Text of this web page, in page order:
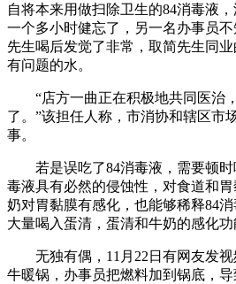
自将本来用做扫除卫生的84消毒液
一个多小时健忘了，另一名办事员
先生喝后发觉了非常，取简先生同
有问题的水。
“店方一曲正在积极地共同医治
了。”该担任人称，市消协和辖区市
事。
若是误吃了84消毒液，需要顿时
毒液具有必然的侵蚀性，对食道和
奶对胃黏膜有感化，也能够稀释84
大量喝入蛋清，蛋清和牛奶的感化功
无独有偶，11月22日有网友发视
牛暖锅，办事员把燃料加到锅底，导